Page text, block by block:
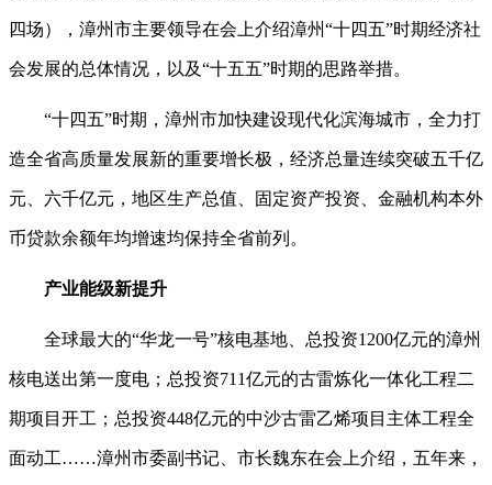
四场），漳州市主要领导在会上介绍漳州“十四五”时期经济社
会发展的总体情况，以及“十五五”时期的思路举措。
“十四五”时期，漳州市加快建设现代化滨海城市，全力打
造全省高质量发展新的重要增长极，经济总量连续突破五千亿
元、六千亿元，地区生产总值、固定资产投资、金融机构本外
币贷款余额年均增速均保持全省前列。
产业能级新提升
全球最大的“华龙一号”核电基地、总投资1200亿元的漳州
核电送出第一度电；总投资711亿元的古雷炼化一体化工程二
期项目开工；总投资448亿元的中沙古雷乙烯项目主体工程全
面动工……漳州市委副书记、市长魏东在会上介绍，五年来，